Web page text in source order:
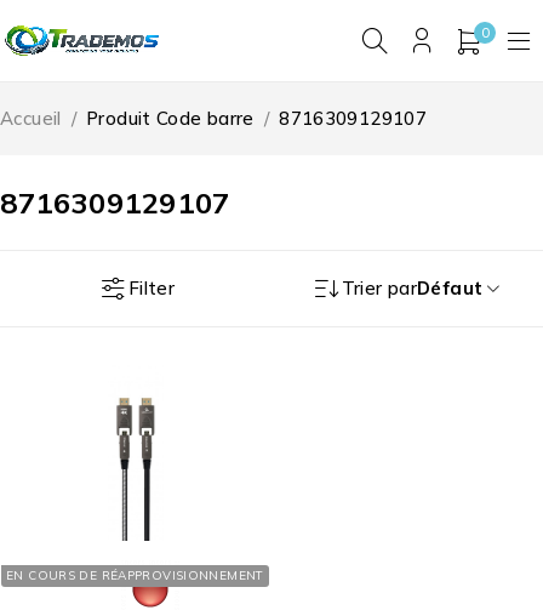
0
8716309129107
Accueil / Produit Code barre / 8716309129107
Filter Trier parDéfaut
EN COURS DE RÉAPPROVISIONNEMENT
Réf. : 205624